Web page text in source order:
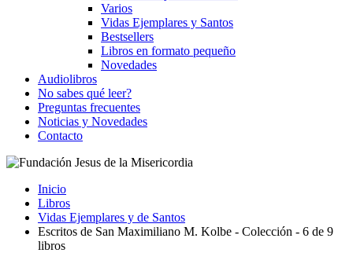
Varios
Vidas Ejemplares y Santos
Bestsellers
Libros en formato pequeño
Novedades
Audiolibros
No sabes qué leer?
Preguntas frecuentes
Noticias y Novedades
Contacto
Inicio
Libros
Vidas Ejemplares y de Santos
Escritos de San Maximiliano M. Kolbe - Colección - 6 de 9
libros